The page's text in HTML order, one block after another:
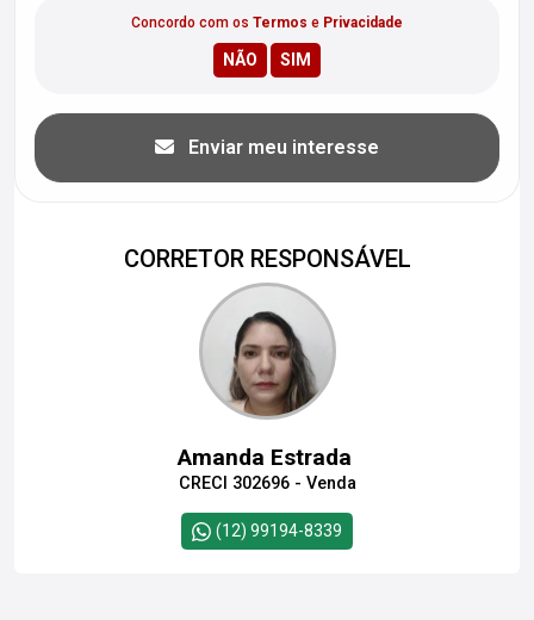
Concordo com os Termos e Privacidade
Enviar meu interesse
CORRETOR RESPONSÁVEL
Amanda Estrada
CRECI 302696 - Venda
(12) 99194-8339